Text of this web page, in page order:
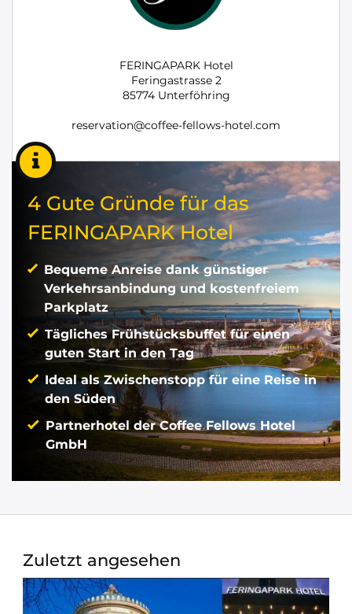
FERINGAPARK Hotel
Feringastrasse 2
85774 Unterföhring
reservation@coffee-fellows-hotel.com
4 Gute Gründe für das
FERINGAPARK Hotel
Bequeme Anreise dank günstiger
Verkehrsanbindung und kostenfreiem
Parkplatz
Tägliches Frühstücksbuffet für einen
guten Start in den Tag
Ideal als Zwischenstopp für eine Reise in
den Süden
Partnerhotel der Coffee Fellows Hotel
GmbH
Zuletzt angesehen